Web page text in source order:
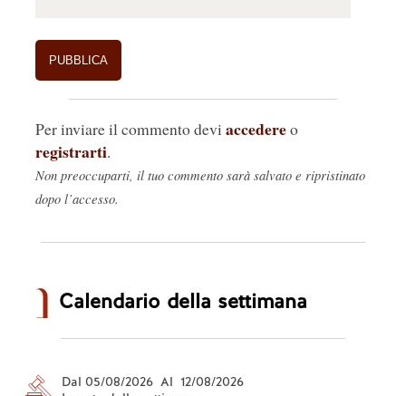
Per inviare il commento devi accedereo
registrarti.
Non preoccuparti, il tuo commento sarà salvato e ripristinato
dopo l’accesso.
Calendario della settimana
Dal 05/08/2026 Al 12/08/2026